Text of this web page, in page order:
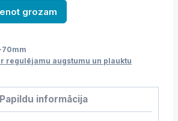
grozam
70mm
regulējamu augstumu un plauktu
Papildu informācija